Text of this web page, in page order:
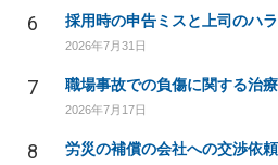
6 採用時の申告ミスと上司のハ
2026年7月31日
7 職場事故での負傷に関する治
2026年7月17日
8 労災の補償の会社への交渉依頼